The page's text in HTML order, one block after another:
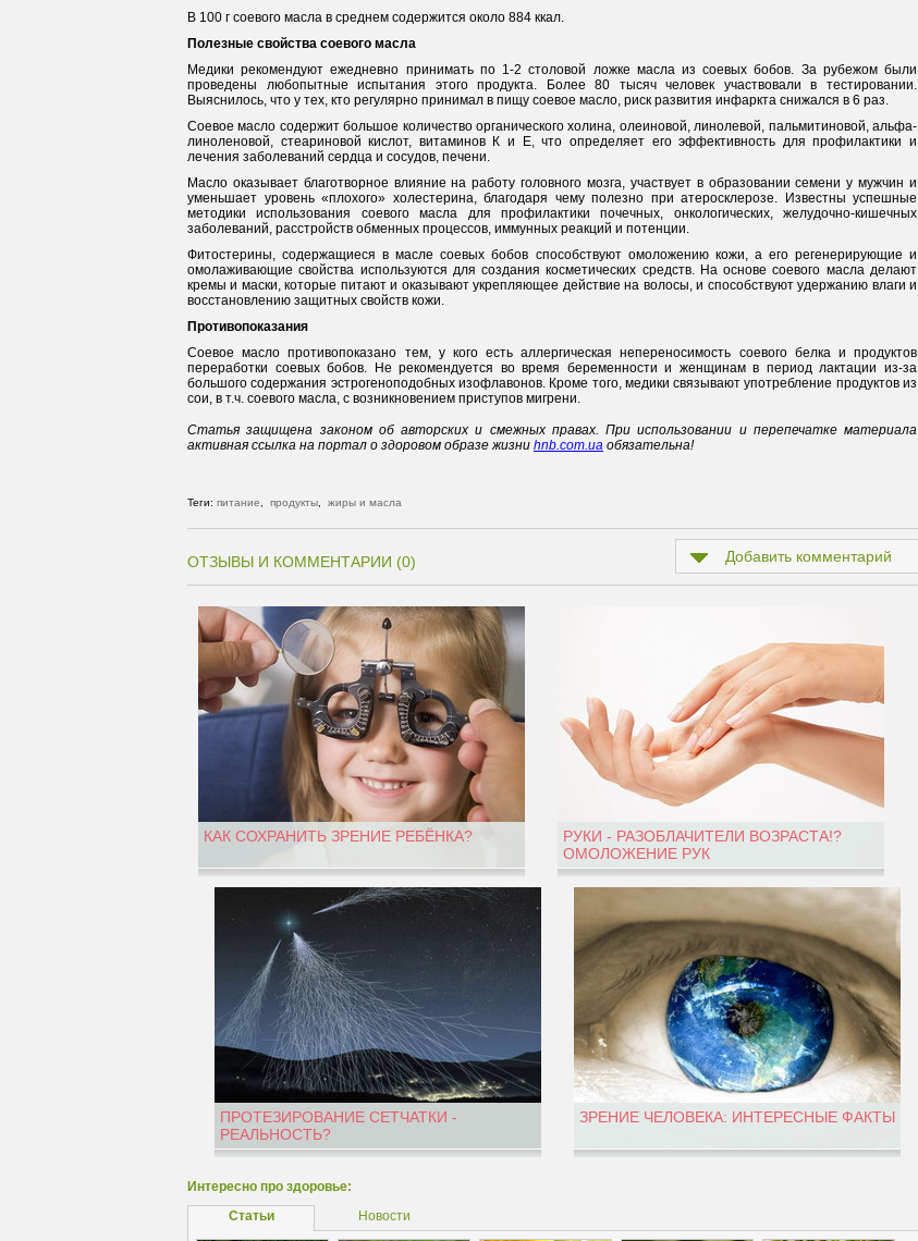
В 100 г соевого масла в среднем содержится около 884 ккал.
Полезные свойства соевого масла
Медики рекомендуют ежедневно принимать по 1-2 столовой ложке масла из соевых бобов. За рубежом были
проведены любопытные испытания этого продукта. Более 80 тысяч человек участвовали в тестировании.
Выяснилось, что у тех, кто регулярно принимал в пищу соевое масло, риск развития инфаркта снижался в 6 раз.
Соевое масло содержит большое количество органического холина, олеиновой, линолевой, пальмитиновой, альфа-
линоленовой, стеариновой кислот, витаминов К и Е, что определяет его эффективность для профилактики и
лечения заболеваний сердца и сосудов, печени.
Масло оказывает благотворное влияние на работу головного мозга, участвует в образовании семени у мужчин и
уменьшает уровень «плохого» холестерина, благодаря чему полезно при атеросклерозе. Известны успешные
методики использования соевого масла для профилактики почечных, онкологических, желудочно-кишечных
заболеваний, расстройств обменных процессов, иммунных реакций и потенции.
Фитостерины, содержащиеся в масле соевых бобов способствуют омоложению кожи, а его регенерирующие и
омолаживающие свойства используются для создания косметических средств. На основе соевого масла делают
кремы и маски, которые питают и оказывают укрепляющее действие на волосы, и способствуют удержанию влаги и
восстановлению защитных свойств кожи.
Противопоказания
Соевое масло противопоказано тем, у кого есть аллергическая непереносимость соевого белка и продуктов
переработки соевых бобов. Не рекомендуется во время беременности и женщинам в период лактации из-за
большого содержания эстрогеноподобных изофлавонов. Кроме того, медики связывают употребление продуктов из
сои, в т.ч. соевого масла, с возникновением приступов мигрени.
Статья защищена законом об авторских и смежных правах. При использовании и перепечатке материала
активная ссылка на портал о здоровом образе жизни hnb.com.ua обязательна!
Теги: питание продукты жиры и масла
ОТЗЫВЫ И КОММЕНТАРИИ (0) Добавить комментарий
КАК СОХРАНИТЬ ЗРЕНИЕ РЕБЁНКА?
РУКИ - РАЗОБЛАЧИТЕЛИ ВОЗРАСТА!?
ОМОЛОЖЕНИЕ РУК
ПРОТЕЗИРОВАНИЕ СЕТЧАТКИ -
РЕАЛЬНОСТЬ?
ЗРЕНИЕ ЧЕЛОВЕКА: ИНТЕРЕСНЫЕ ФАКТЫ
Интересно про здоровье:
Статьи
Новости